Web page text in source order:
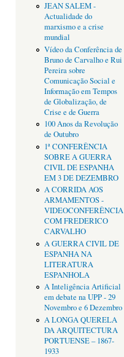
JEAN SALEM -
Actualidade do
marxismo e a crise
mundial
Vídeo da Conferência de
Bruno de Carvalho e Rui
Pereira sobre
Comunicação Social e
Informação em Tempos
de Globalização, de
Crise e de Guerra
100 Anos da Revolução
de Outubro
1ª CONFERÊNCIA
SOBRE A GUERRA
CIVIL DE ESPANHA
EM 3 DE DEZEMBRO
A CORRIDA AOS
ARMAMENTOS -
VIDEOCONFERÊNCIA
COM FREDERICO
CARVALHO
A GUERRA CIVIL DE
ESPANHA NA
LITERATURA
ESPANHOLA
A Inteligência Artificial
em debate na UPP - 29
Novembro e 6 Dezembro
A LONGA QUERELA
DA ARQUITECTURA
PORTUENSE – 1867-
1933